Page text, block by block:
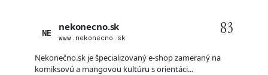
NE
nekonecno.sk
www.nekonecno.sk
83
Nekonečno.sk je špecializovaný e-shop zameraný na
komiksovú a mangovou kultúru s orientáci...